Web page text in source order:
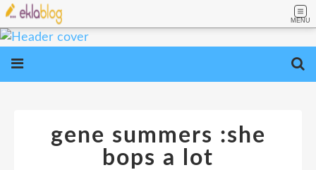
MENU
gene summers :she
bops a lot